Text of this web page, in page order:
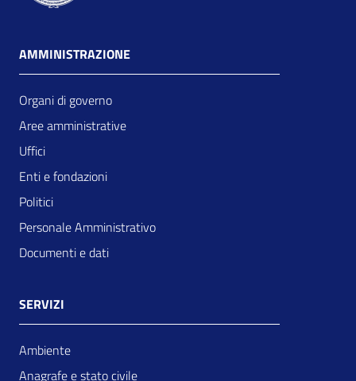
AMMINISTRAZIONE
Organi di governo
Aree amministrative
Uffici
Enti e fondazioni
Politici
Personale Amministrativo
Documenti e dati
SERVIZI
Ambiente
Anagrafe e stato civile